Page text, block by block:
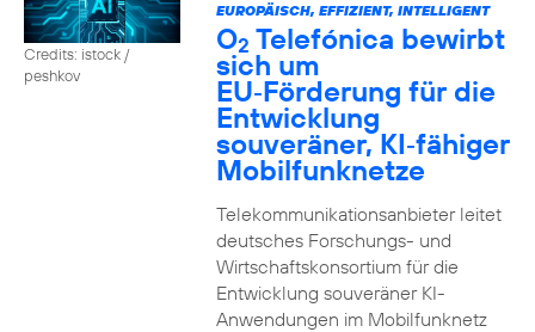
Credits: istock /
peshkov
EUROPÄISCH, EFFIZIENT, INTELLIGENT
O2 Telefónica bewirbt
sich um
EU‑Förderung für die
Entwicklung
souveräner, KI‑fähiger
Mobilfunknetze
Telekommunikationsanbieter leitet
deutsches Forschungs- und
Wirtschaftskonsortium für die
Entwicklung souveräner KI-
Anwendungen im Mobilfunknetz